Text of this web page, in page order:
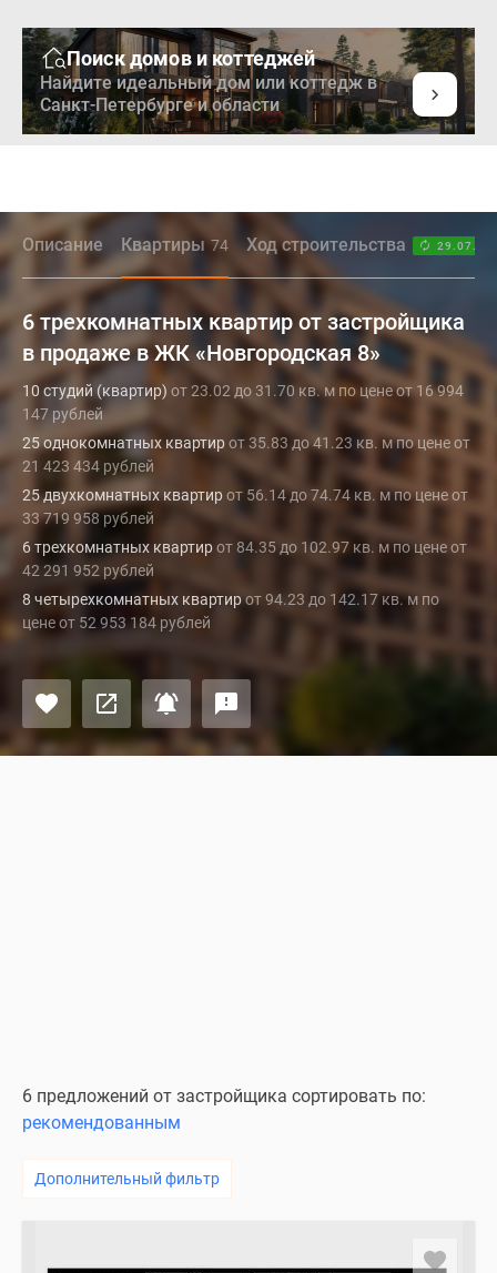
Поиск домов и коттеджей
Найдите идеальный дом или коттедж в
Санкт-Петербурге и области
Описание Квартиры 74 Ход строительства 29.07.26
6 трехкомнатных квартир от застройщика
в продаже в ЖК «Новгородская 8»
10 студий (квартир) от 23.02 до 31.70 кв. м по цене от 16 994
147 рублей
25 однокомнатных квартирот 35.83 до 41.23 кв. м по цене от
21 423 434 рублей
25 двухкомнатных квартирот 56.14 до 74.74 кв. м по цене от
33 719 958 рублей
6 трехкомнатных квартирот 84.35 до 102.97 кв. м по цене от
42 291 952 рублей
8 четырехкомнатных квартирот 94.23 до 142.17 кв. м по
цене от 52 953 184 рублей
6 предложений от застройщика сортировать по:
рекомендованным
Дополнительный фильтр